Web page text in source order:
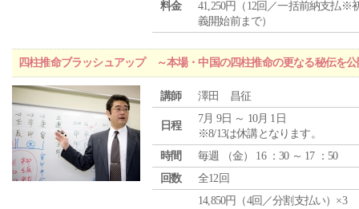
料金
41,250円（12回／一括前納支払※
義開始前まで）
四柱推命ブラッシュアップ ～本場・中国の四柱推命の更なる秘伝を
講師 澤田 昌征
日程
7月 9日 ～ 10月 1日
※8/13は休講となります。
時間
毎週 （金） 16 ：30 ～ 17 ：50
回数
全12回
14,850円（4回／分割支払い）×3